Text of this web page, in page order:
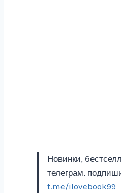
Новинки,
телеграм,
t.me/ilovebook99